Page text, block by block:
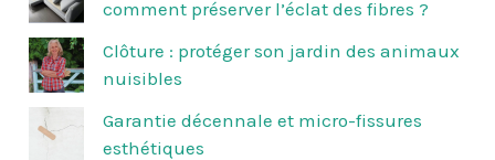
r
c
h
e
comment préserver l’éclat des fibres ?
Clôture : protéger son jardin des animaux
nuisibles
Garantie décennale et micro-fissures
esthétiques